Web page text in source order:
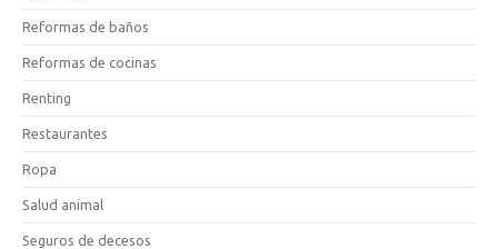
Reformas de baños
Reformas de cocinas
Renting
Restaurantes
Ropa
Salud animal
Seguros de decesos